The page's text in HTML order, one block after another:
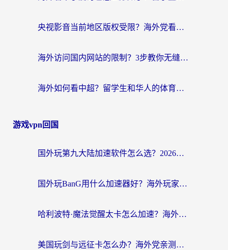
央视影音当前地区版权受限？海外党看国内剧、追电视台的终极解决方案
海外访问国内网站的限制？3步教你无缝解锁国内资源（附实测最优工具）
海外如何看中超？留学生和华人的体育赛事观看终极指南（附欧洲杯奥运会观看技巧）
游戏vpn回国
国外玩第九大陆加速软件怎么选？2026终极指南帮你告别延迟卡顿
国外玩BanG用什么加速器好？海外玩家亲测的国服游戏加速终极方案
哈利波特·魔法觉醒太卡怎么加速？海外党亲测有效的国服游戏加速指南
美国玩剑与远征卡怎么办？海外党亲测有效的国服游戏加速指南